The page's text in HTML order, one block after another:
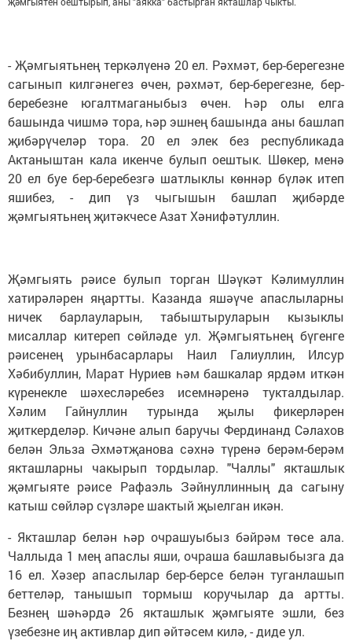
- Җәмгыятьнең теркәлүенә 20 ел. Рәхмәт, бер-берегезне
сагынып килгәнегез өчен, рәхмәт, бер-берегезне, бер-
беребезне югалтмаганыбыз өчен. Һәр олы елга
башында чишмә тора, һәр эшнең башында аны башлап
җибәрүчеләр тора. 20 ел элек без республикада
Актаныштан кала икенче булып оештык. Шөкер, менә
20 ел буе бер-беребезгә шатлыклы көннәр бүләк итеп
яшибез, - дип үз чыгышын башлап җибәрде
җәмгыятьнең җитәкчесе Азат Хәнифәтуллин.
Җәмгыять рәисе булып торган Шәүкәт Кәлимуллин
хатирәләрен яңартты. Казанда яшәүче апаслыларны
ничек барлауларын, табыштыруларын кызыклы
мисаллар китереп сөйләде ул. Җәмгыятьнең бүгенге
рәисенең урынбасарлары Наил Галиуллин, Илсур
Хәбибуллин, Марат Нуриев һәм башкалар ярдәм иткән
күренекле шәхесләребез исемнәренә тукталдылар.
Хәлим Гайнуллин турында җылы фикерләрен
җиткерделәр. Кичәне алып баручы Фердинанд Сәлахов
белән Эльза Әхмәтҗанова сәхнә түренә берәм-берәм
якташларны чакырып тордылар. "Чаллы" якташлык
җәмгыяте рәисе Рафаэль Зәйнуллинның да сагыну
катыш сөйләр сүзләре шактый җыелган икән.
- Якташлар белән һәр очрашуыбыз бәйрәм төсе ала.
Чаллыда 1 мең апаслы яши, очраша башлавыбызга да
16 ел. Хәзер апаслылар бер-берсе белән туганлашып
беттеләр, танышып тормыш коручылар да артты.
Безнең шәһәрдә 26 якташлык җәмгыяте эшли, без
үзебезне иң активлар дип әйтәсем килә, - диде ул.